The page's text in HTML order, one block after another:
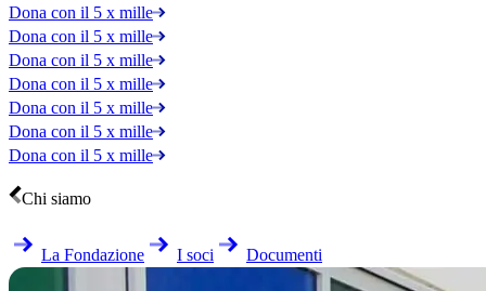
Dona con il 5 x mille
Dona con il 5 x mille
Dona con il 5 x mille
Dona con il 5 x mille
Dona con il 5 x mille
Dona con il 5 x mille
Dona con il 5 x mille
Chi siamo
La Fondazione I soci Documenti